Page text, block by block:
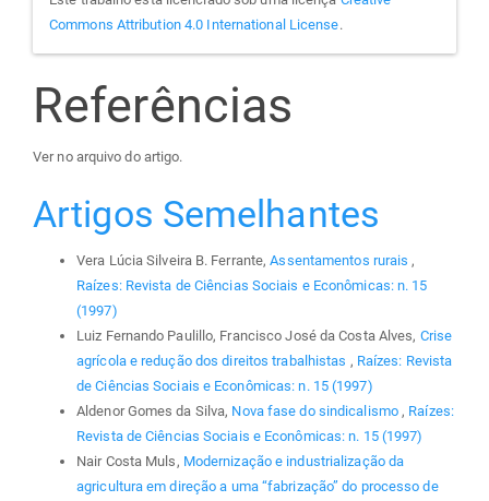
Commons Attribution 4.0 International License.
Referências
Ver no arquivo do artigo.
Artigos Semelhantes
Vera Lúcia Silveira B. Ferrante,Assentamentos rurais ,
Raízes: Revista de Ciências Sociais e Econômicas: n. 15
(1997)
Luiz Fernando Paulillo, Francisco José da Costa Alves, Crise
agrícola e redução dos direitos trabalhistas , Raízes: Revista
de Ciências Sociais e Econômicas: n. 15 (1997)
Aldenor Gomes da Silva, Nova fase do sindicalismo , Raízes:
Revista de Ciências Sociais e Econômicas: n. 15 (1997)
Nair Costa Muls, Modernização e industrialização da
agricultura em direção a uma “fabrização” do processo de